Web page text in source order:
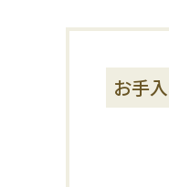
お手